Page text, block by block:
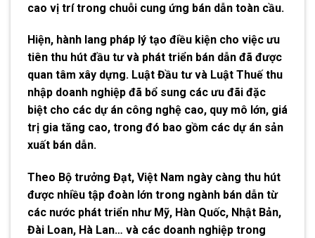
cao vị trí trong chuỗi cung ứng bán dẫn toàn cầu.
Hiện, hành lang pháp lý tạo điều kiện cho việc ưu
tiên thu hút đầu tư và phát triển bán dẫn đã được
quan tâm xây dựng. Luật Đầu tư và Luật Thuế thu
nhập doanh nghiệp đã bổ sung các ưu đãi đặc
biệt cho các dự án công nghệ cao, quy mô lớn, giá
trị gia tăng cao, trong đó bao gồm các dự án sản
xuất bán dẫn.
Theo Bộ trưởng Đạt, Việt Nam ngày càng thu hút
được nhiều tập đoàn lớn trong ngành bán dẫn từ
các nước phát triển như Mỹ, Hàn Quốc, Nhật Bản,
Đài Loan, Hà Lan… và các doanh nghiệp trong